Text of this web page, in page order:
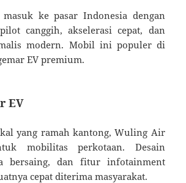
ke pasar Indonesia dengan
canggih, akselerasi cepat, dan
modern. Mobil ini populer di
EV premium.
EV
yang ramah kantong, Wuling Air
mobilitas perkotaan. Desain
bersaing, dan fitur infotainment
cepat diterima masyarakat.